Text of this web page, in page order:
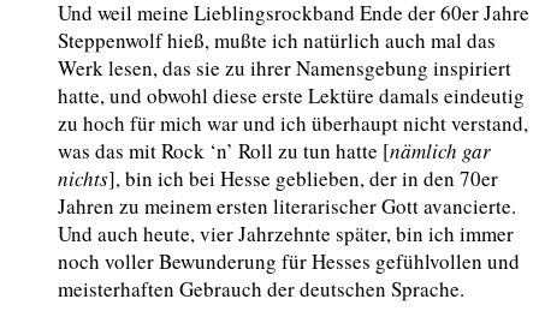
Und weil meine Lieblingsrockband Ende der 60er Jahre
Steppenwolf hieß, mußte ich natürlich auch mal das
Werk lesen, das sie zu ihrer Namensgebung inspiriert
hatte, und obwohl diese erste Lektüre damals eindeutig
zu hoch für mich war und ich überhaupt nicht verstand,
was das mit Rock ‘n’ Roll zu tun hatte [nämlich gar
nichts], bin ich bei Hesse geblieben, der in den 70er
Jahren zu meinem ersten literarischer Gott avancierte.
Und auch heute, vier Jahrzehnte später, bin ich immer
noch voller Bewunderung für Hesses gefühlvollen und
meisterhaften Gebrauch der deutschen Sprache.